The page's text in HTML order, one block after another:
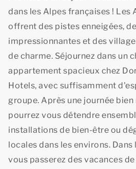
dans les Alpes françaises ! Les
offrent des pistes enneigées,
impressionnantes et des
de charme. Séjournez dans un
appartement spacieux chez
Hotels, avec suffisamment
groupe. Après une journée
pourrez vous détendre
installations de bien-être ou
locales dans les environs.
vous passerez des vacances